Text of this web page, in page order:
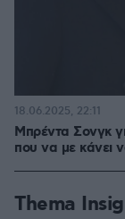
Μπρέντα Σονγκ
που να με κάνει
18.06.2025, 22:11
Thema